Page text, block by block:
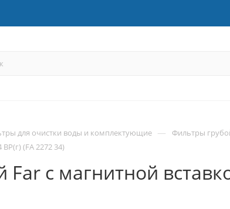
для очистки воды и комплектующие — Фильтры
(FA 2272 34)
с магнитной